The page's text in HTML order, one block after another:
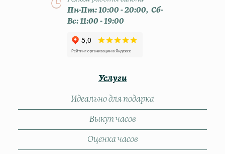
Пн-Пт: 10:00 - 20:00, Сб-
Вс: 11:00 - 19:00
Услуги
Идеально для подарка
Выкуп часов
Оценка часов